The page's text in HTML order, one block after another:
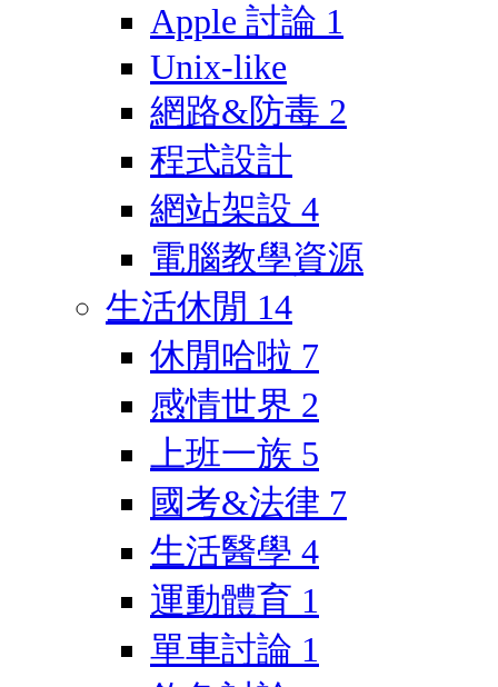
Apple 討論 1
Unix-like
網路&防毒 2
程式設計
網站架設 4
電腦教學資源
生活休閒 14
休閒哈啦 7
感情世界 2
上班一族 5
國考&法律 7
生活醫學 4
運動體育 1
單車討論 1